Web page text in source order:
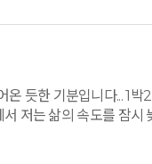
램에 참여하여 좋은
게 되는 불편한 상황과
.감사합니다.
듯한 기분입니다... 1
저는 삶의 속도를 잠
가족과 함께... 나란히